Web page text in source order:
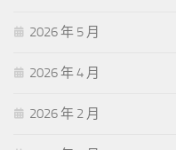
2026 年 5 月
2026 年 4 月
2026 年 2 月